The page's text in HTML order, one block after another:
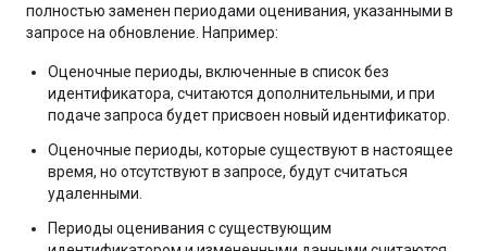
полностью заменен периодами оценивания, указанными в
запросе на обновление. Например:
Оценочные периоды, включенные в список без
идентификатора, считаются дополнительными, и при
подаче запроса будет присвоен новый идентификатор.
Оценочные периоды, которые существуют в настоящее
время, но отсутствуют в запросе, будут считаться
удаленными.
Периоды оценивания с существующим